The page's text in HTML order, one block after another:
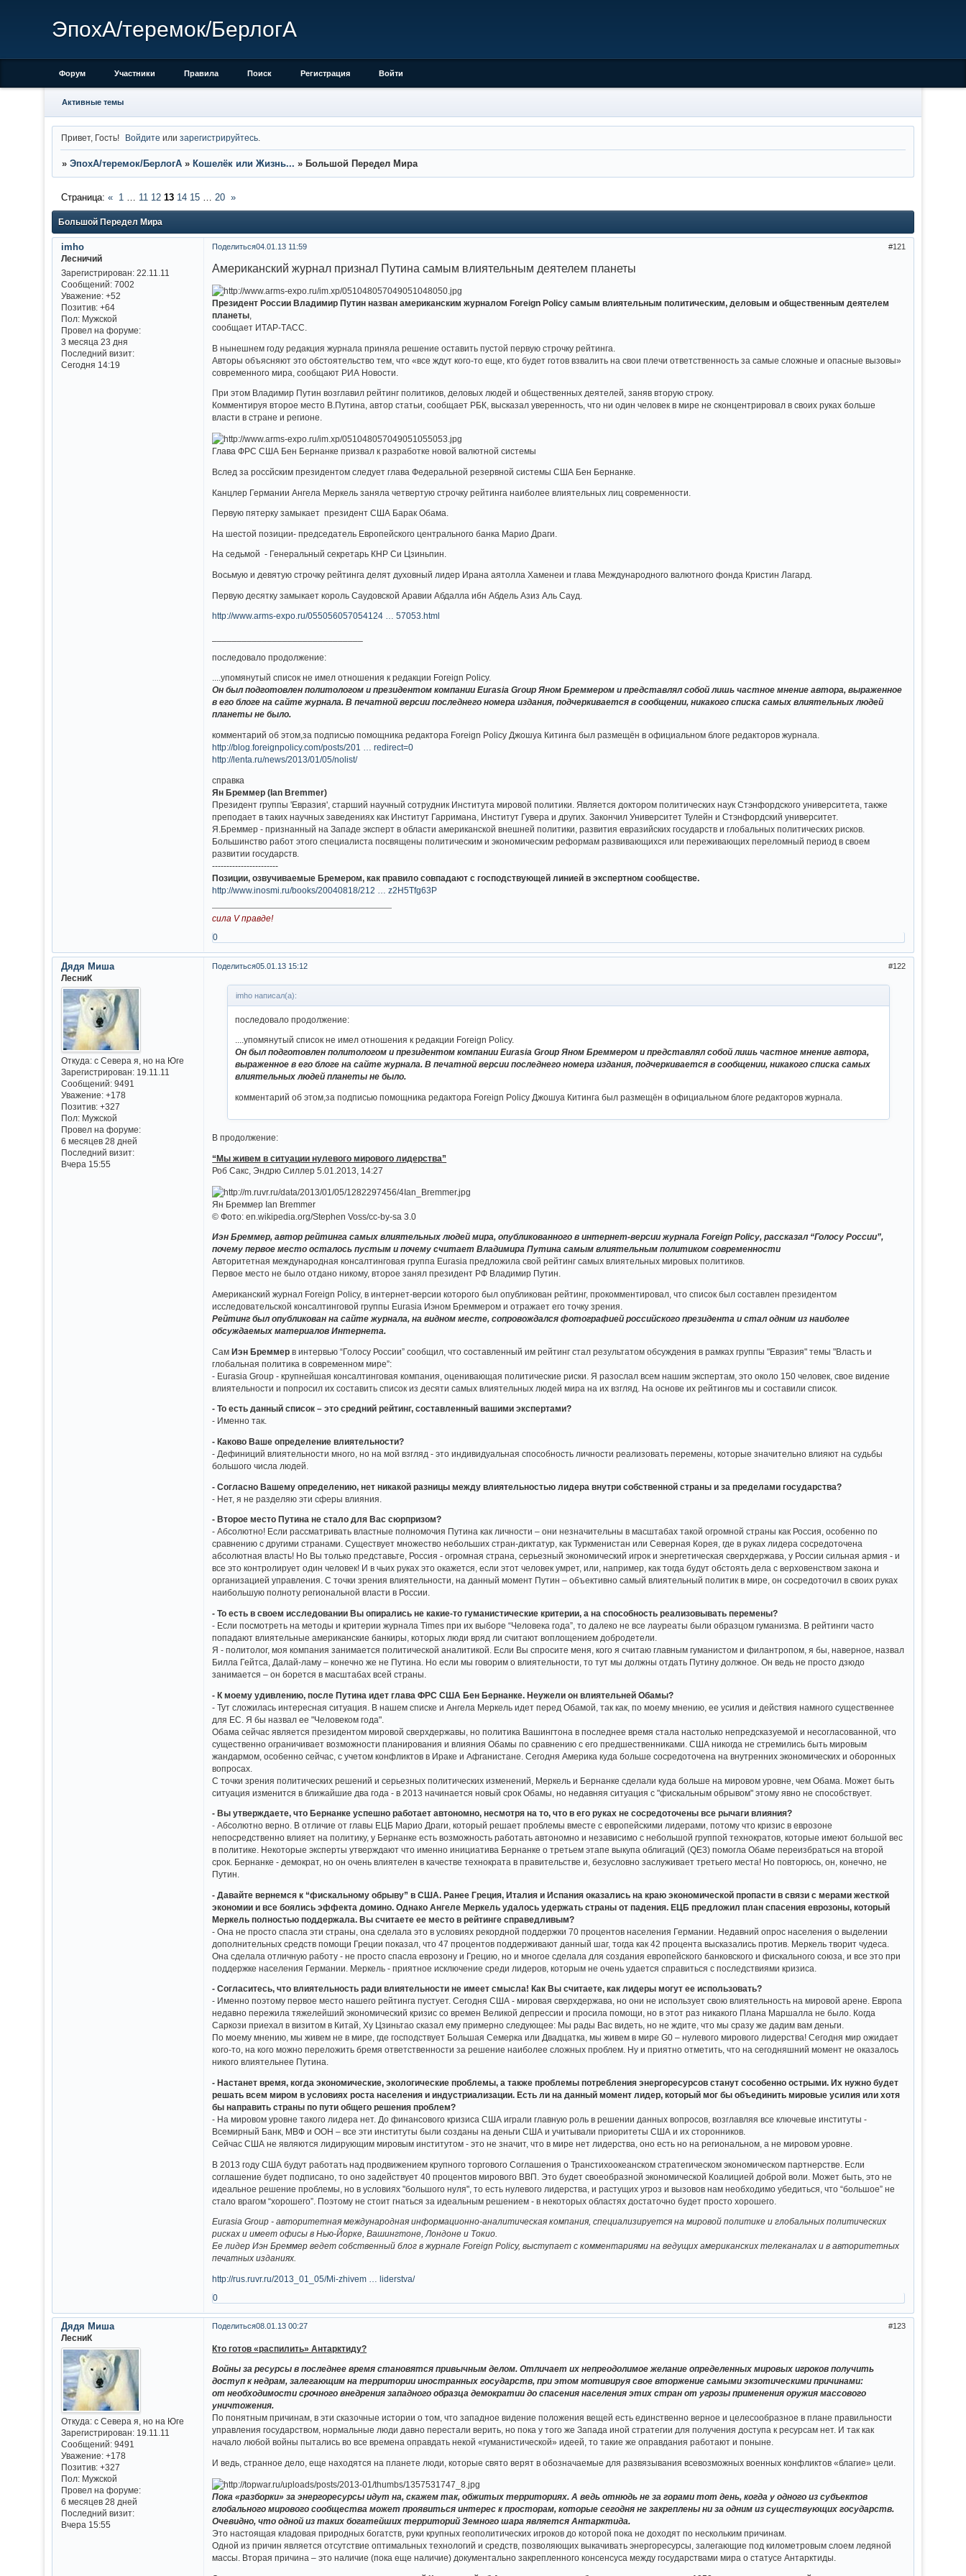
ЭпохА/теремок/БерлогА
Форум Участники Правила Поиск Регистрация Войти
Активные темы
Привет, Гость! Войдите илизарегистрируйтесь
» ЭпохА/теремок/БерлогА » Кошелёк или Жизнь... » Большой Передел Мира
Большой Передел Мира
Страница: « 1 … 11 12 13 14 15 … 20 »
Поделиться 121
04.01.13 11:59
imho
Лесничий
Зарегистрирован: 22.11.11
Сообщений:7002
Уважение: +52
Позитив: +64
Пол:Мужской
Провел на форуме:
3 месяца 23 дня
Последний визит:
Сегодня 14:19
Американский журнал признал Путина самым влиятельным деятелем планеты
Президент России Владимир Путин назван американским журналом Foreign Policy самым влиятельным политическим, деловым и общественным деятелем
планеты
сообщает ИТАР-ТАСС.
В нынешнем году редакция журнала приняла решение оставить пустой первую строчку рейтинга.
Авторы объясняют это обстоятельство тем, что «все ждут кого-то еще, кто будет готов взвалить на свои плечи ответственность за самые сложные и опасные вызовы»
современного мира, сообщают РИА Новости.
При этом Владимир Путин возглавил рейтинг политиков, деловых людей и общественных деятелей, заняв вторую строку.
Комментируя второе место В.Путина, автор статьи, сообщает РБК, высказал уверенность, что ни один человек в мире не сконцентрировал в своих руках больше
власти в стране и регионе.
Глава ФРС США Бен Бернанке призвал к разработке новой валютной системы
Вслед за россйским президентом следует глава Федеральной резервной системы США Бен Бернанке.
Канцлер Германии Ангела Меркель заняла четвертую строчку рейтинга наиболее влиятельных лиц современности.
Первую пятерку замыкает президент США Барак Обама.
На шестой позиции- председатель Европейского центрального банка Марио Драги.
На седьмой - Генеральный секретарь КНР Си Цзиньпин.
Восьмую и девятую строчку рейтинга делят духовный лидер Ирана аятолла Хаменеи и глава Международного валютного фонда Кристин Лагард.
Первую десятку замыкает король Саудовской Аравии Абдалла ибн Абдель Азиз Аль Сауд.
http://www.arms-expo.ru/055056057054124 … 57053.html
последовало продолжение:
....упомянутый список не имел отношения к редакции Foreign Policy.
Он был подготовлен политологом и президентом компании Eurasia Group Яном Бреммером и представлял собой лишь частное мнение автора, выраженное
в его блоге на сайте журнала. В печатной версии последнего номера издания, подчеркивается в сообщении, никакого списка самых влиятельных людей
планеты не было.
комментарий об этом,за подписью помощника редактора Foreign Policy Джошуа Китинга был размещён в официальном блоге редакторов журнала.
http://blog.foreignpolicy.com/posts/201 … redirect=0
http://lenta.ru/news/2013/01/05/nolist/
справка
Ян Бреммер (Ian Bremmer)
Президент группы 'Евразия', старший научный сотрудник Института мировой политики. Является доктором политических наук Стэнфордского университета, также
преподает в таких научных заведениях как Институт Гарримана, Институт Гувера и других. Закончил Университет Тулейн и Стэнфордский университет.
Я.Бреммер - признанный на Западе эксперт в области американской внешней политики, развития евразийских государств и глобальных политических рисков.
Большинство работ этого специалиста посвящены политическим и экономическим реформам развивающихся или переживающих переломный период в своем
развитии государств.
-----------------------
Позиции, озвучиваемые Бремером, как правило совпадают с господствующей линией в экспертном сообществе.
http://www.inosmi.ru/books/20040818/212 … z2H5Tfg63P
сила V правде!
0
Поделиться 122
05.01.13 15:12
Дядя Миша
ЛесниК
Откуда:с Севера я, но на Юге
Зарегистрирован: 19.11.11
Сообщений:9491
Уважение: +178
Позитив: +327
Пол:Мужской
Провел на форуме:
6 месяцев 28 дней
Последний визит:
Вчера 15:55
imho написал(а):
последовало продолжение:
....упомянутый список не имел отношения к редакции Foreign Policy.
Он был подготовлен политологом и президентом компании Eurasia Group Яном Бреммером и представлял собой лишь частное мнение автора,
выраженное в его блоге на сайте журнала. В печатной версии последнего номера издания, подчеркивается в сообщении, никакого списка самых
влиятельных людей планеты не было.
комментарий об этом,за подписью помощника редактора Foreign Policy Джошуа Китинга был размещён в официальном блоге редакторов журнала.
В продолжение:
“Мы живем в ситуации нулевого мирового лидерства”
Роб Сакс, Эндрю Силлер 5.01.2013, 14:27
Ян Бреммер Ian Bremmer
© Фото: en.wikipedia.org/Stephen Voss/cc-by-sa 3.0
Иэн Бреммер, автор рейтинга самых влиятельных людей мира, опубликованного в интернет-версии журнала Foreign Policy, рассказал “Голосу России”,
почему первое место осталось пустым и почему считает Владимира Путина самым влиятельным политиком современности
Авторитетная международная консалтинговая группа Eurasia предложила свой рейтинг самых влиятельных мировых политиков.
Первое место не было отдано никому, второе занял президент РФ Владимир Путин.
Американский журнал Foreign Policy, в интернет-версии которого был опубликован рейтинг, прокомментировал, что список был составлен президентом
исследовательской консалтинговой группы Eurasia Иэном Бреммером и отражает его точку зрения.
Рейтинг был опубликован на сайте журнала, на видном месте, сопровождался фотографией российского президента и стал одним из наиболее
обсуждаемых материалов Интернета.
СамИэн Бреммерв интервью “Голосу России” сообщил, что составленный им рейтинг стал результатом обсуждения в рамках группы "Евразия" темы "Власть и
глобальная политика в современном мире”:
- Eurasia Group - крупнейшая консалтинговая компания, оценивающая политические риски. Я разослал всем нашим экспертам, это около 150 человек, свое видение
влиятельности и попросил их составить список из десяти самых влиятельных людей мира на их взгляд. На основе их рейтингов мы и составили список.
- То есть данный список – это средний рейтинг, составленный вашими экспертами?
- Именно так.
- Каково Ваше определение влиятельности?
- Дефиниций влиятельности много, но на мой взгляд - это индивидуальная способность личности реализовать перемены, которые значительно влияют на судьбы
большого числа людей.
- Согласно Вашему определению, нет никакой разницы между влиятельностью лидера внутри собственной страны и за пределами государства?
- Нет, я не разделяю эти сферы влияния.
- Второе место Путина не стало для Вас сюрпризом?
- Абсолютно! Если рассматривать властные полномочия Путина как личности – они незначительны в масштабах такой огромной страны как Россия, особенно по
сравнению с другими странами. Существует множество небольших стран-диктатур, как Туркменистан или Северная Корея, где в руках лидера сосредоточена
абсолютная власть! Но Вы только представьте, Россия - огромная страна, серьезный экономический игрок и энергетическая сверхдержава, у России сильная армия - и
все это контролирует один человек! И в чьих руках это окажется, если этот человек умрет, или, например, как тогда будут обстоять дела с верховенством закона и
организацией управления. С точки зрения влиятельности, на данный момент Путин – объективно самый влиятельный политик в мире, он сосредоточил в своих руках
наибольшую полноту региональной власти в России.
- То есть в своем исследовании Вы опирались не какие-то гуманистические критерии, а на способность реализовывать перемены?
- Если посмотреть на методы и критерии журнала Times при их выборе “Человека года”, то далеко не все лауреаты были образцом гуманизма. В рейтинги часто
попадают влиятельные американские банкиры, которых люди вряд ли считают воплощением добродетели.
Я - политолог, моя компания занимается политической аналитикой. Если Вы спросите меня, кого я считаю главным гуманистом и филантропом, я бы, наверное, назвал
Билла Гейтса, Далай-ламу – конечно же не Путина. Но если мы говорим о влиятельности, то тут мы должны отдать Путину должное. Он ведь не просто дзюдо
занимается – он борется в масштабах всей страны.
- К моему удивлению, после Путина идет глава ФРС США Бен Бернанке. Неужели он влиятельней Обамы?
- Тут сложилась интересная ситуация. В нашем списке и Ангела Меркель идет перед Обамой, так как, по моему мнению, ее усилия и действия намного существеннее
для ЕС. Я бы назвал ее "Человеком года".
Обама сейчас является президентом мировой сверхдержавы, но политика Вашингтона в последнее время стала настолько непредсказуемой и несогласованной, что
существенно ограничивает возможности планирования и влияния Обамы по сравнению с его предшественниками. США никогда не стремились быть мировым
жандармом, особенно сейчас, с учетом конфликтов в Ираке и Афганистане. Сегодня Америка куда больше сосредоточена на внутренних экономических и оборонных
вопросах.
С точки зрения политических решений и серьезных политических изменений, Меркель и Бернанке сделали куда больше на мировом уровне, чем Обама. Может быть
ситуация изменится в ближайшие два года - в 2013 начинается новый срок Обамы, но недавняя ситуация с "фискальным обрывом" этому явно не способствует.
- Вы утверждаете, что Бернанке успешно работает автономно, несмотря на то, что в его руках не сосредоточены все рычаги влияния?
- Абсолютно верно. В отличие от главы ЕЦБ Марио Драги, который решает проблемы вместе с европейскими лидерами, потому что кризис в еврозоне
непосредственно влияет на политику, у Бернанке есть возможность работать автономно и независимо с небольшой группой технократов, которые имеют большой вес
в политике. Некоторые эксперты утверждают что именно инициатива Бернанке о третьем этапе выкупа облигаций (QE3) помогла Обаме переизбраться на второй
срок. Бернанке - демократ, но он очень влиятелен в качестве технократа в правительстве и, безусловно заслуживает третьего места! Но повторюсь, он, конечно, не
Путин.
- Давайте вернемся к “фискальному обрыву” в США. Ранее Греция, Италия и Испания оказались на краю экономической пропасти в связи с мерами жесткой
экономии и все боялись эффекта домино. Однако Ангеле Меркель удалось удержать страны от падения. ЕЦБ предложил план спасения еврозоны, который
Меркель полностью поддержала. Вы считаете ее место в рейтинге справедливым?
- Она не просто спасла эти страны, она сделала это в условиях рекордной поддержки 70 процентов населения Германии. Недавний опрос населения о выделении
дополнительных средств помощи Греции показал, что 47 процентов поддерживают данный шаг, тогда как 42 процента высказались против. Меркель творит чудеса.
Она сделала отличную работу - не просто спасла еврозону и Грецию, но и многое сделала для создания европейского банковского и фискального союза, и все это при
поддержке населения Германии. Меркель - приятное исключение среди лидеров, которым не очень удается справиться с последствиями кризиса.
- Согласитесь, что влиятельность ради влиятельности не имеет смысла! Как Вы считаете, как лидеры могут ее использовать?
- Именно поэтому первое место нашего рейтинга пустует. Сегодня США - мировая сверхдержава, но они не использует свою влиятельность на мировой арене. Европа
недавно пережила тяжелейший экономический кризис со времен Великой депрессии и просила помощи, но в этот раз никакого Плана Маршалла не было. Когда
Саркози приехал в визитом в Китай, Ху Цзиньтао сказал ему примерно следующее: Мы рады Вас видеть, но не ждите, что мы сразу же дадим вам деньги.
По моему мнению, мы живем не в мире, где господствует Большая Семерка или Двадцатка, мы живем в мире G0 – нулевого мирового лидерства! Сегодня мир ожидает
кого-то, на кого можно переложить бремя ответственности за решение наиболее сложных проблем. Ну и приятно отметить, что на сегодняшний момент не оказалось
никого влиятельнее Путина.
- Настанет время, когда экономические, экологические проблемы, а также проблемы потребления энергоресурсов станут сособенно острыми. Их нужно будет
решать всем миром в условиях роста населения и индустриализации. Есть ли на данный момент лидер, который мог бы объединить мировые усилия или хотя
бы направить страны по пути общего решения проблем?
- На мировом уровне такого лидера нет. До финансового кризиса США играли главную роль в решении данных вопросов, возглавляя все ключевые институты -
Всемирный Банк, МВФ и ООН – все эти институты были созданы на деньги США и учитывали приоритеты США и их сторонников.
Сейчас США не являются лидирующим мировым институтом - это не значит, что в мире нет лидерства, оно есть но на региональном, а не мировом уровне.
В 2013 году США будут работать над продвижением крупного торгового Соглашения о Транстихоокеанском стратегическом экономическом партнерстве. Если
соглашение будет подписано, то оно задействует 40 процентов мирового ВВП. Это будет своеобразной экономической Коалицией доброй воли. Может быть, это не
идеальное решение проблемы, но в условиях "большого нуля", то есть нулевого лидерства, и растущих угроз и вызовов нам необходимо убедиться, что “большое” не
стало врагом “хорошего”. Поэтому не стоит гнаться за идеальным решением - в некоторых областях достаточно будет просто хорошего.
Eurasia Group - авторитетная международная информационно-аналитическая компания, специализируется на мировой политике и глобальных политических
рисках и имеет офисы в Нью-Йорке, Вашингтоне, Лондоне и Токио.
Ее лидер Иэн Бреммер ведет собственный блог в журнале Foreign Policy, выступает с комментариями на ведущих американских телеканалах и в авторитетных
печатных изданиях.
http://rus.ruvr.ru/2013_01_05/Mi-zhivem … liderstva/
0
Поделиться 123
08.01.13 00:27
Дядя Миша
ЛесниК
Откуда:с Севера я, но на Юге
Зарегистрирован: 19.11.11
Сообщений:9491
Уважение: +178
Позитив: +327
Пол:Мужской
Провел на форуме:
6 месяцев 28 дней
Последний визит:
Вчера 15:55
Кто готов «распилить» Антарктиду?
Войны за ресурсы в последнее время становятся привычным делом. Отличает их непреодолимое желание определенных мировых игроков получить
доступ к недрам, залегающим на территории иностранных государств, при этом мотивируя свое вторжение самыми экзотическими причинами:
от необходимости срочного внедрения западного образца демократии до спасения населения этих стран от угрозы применения оружия массового
уничтожения.
По понятным причинам, в эти сказочные истории о том, что западное видение положения вещей есть единственно верное и целесообразное в плане правильности
управления государством, нормальные люди давно перестали верить, но пока у того же Запада иной стратегии для получения доступа к ресурсам нет. И так как
начало любой войны пытались во все времена оправдать некой «гуманистической» идеей, то такие же оправдания работают и поныне.
И ведь, странное дело, еще находятся на планете люди, которые свято верят в обозначаемые для развязывания всевозможных военных конфликтов «благие» цели.
Пока «разборки» за энергоресурсы идут на, скажем так, обжитых территориях. А ведь отнюдь не за горами тот день, когда у одного из субъектов
глобального мирового сообщества может проявиться интерес к просторам, которые сегодня не закреплены ни за одним из существующих государств.
Очевидно, что одной из таких богатейших территорий Земного шара является Антарктида.
Это настоящая кладовая природных богатств, руки крупных геополитических игроков до которой пока не доходят по нескольким причинам.
Одной из причин является отсутствие оптимальных технологий и средств, позволяющих выкачивать энергоресурсы, залегающие под километровым слоем ледяной
массы. Вторая причина – это наличие (пока еще наличие) документально закрепленного консенсуса между государствами мира о статусе Антарктиды.